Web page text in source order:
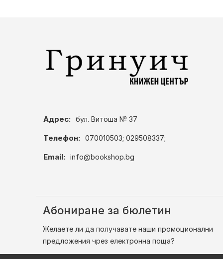
Адрес: бул. Витоша № 37
Телефон: 070010503; 029508337;
Email: info@bookshop.bg
Абониране за бюлетин
Желаете ли да получавате наши промоционални
предложения чрез електронна поща?